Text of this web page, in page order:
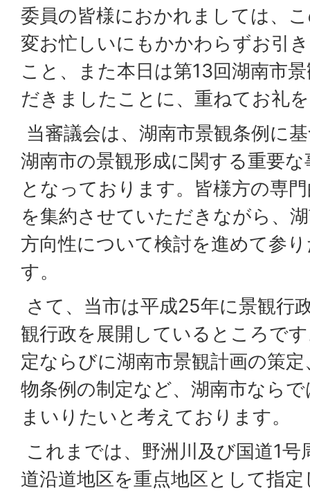
委員の皆様におかれましては、
変お忙しいにもかかわらずお引
こと、また本日は第13回湖南市
だきましたことに、重ねてお礼
当審議会は、湖南市景観条例に
湖南市の景観形成に関する重要
となっております。皆様方の専
を集約させていただきながら、
方向性について検討を進めて参
す。
さて、当市は平成25年に景観行
観行政を展開しているところで
定ならびに湖南市景観計画の策
物条例の制定など、湖南市なら
まいりたいと考えております。
これまでは、野洲川及び国道1号
道沿道地区を重点地区として指